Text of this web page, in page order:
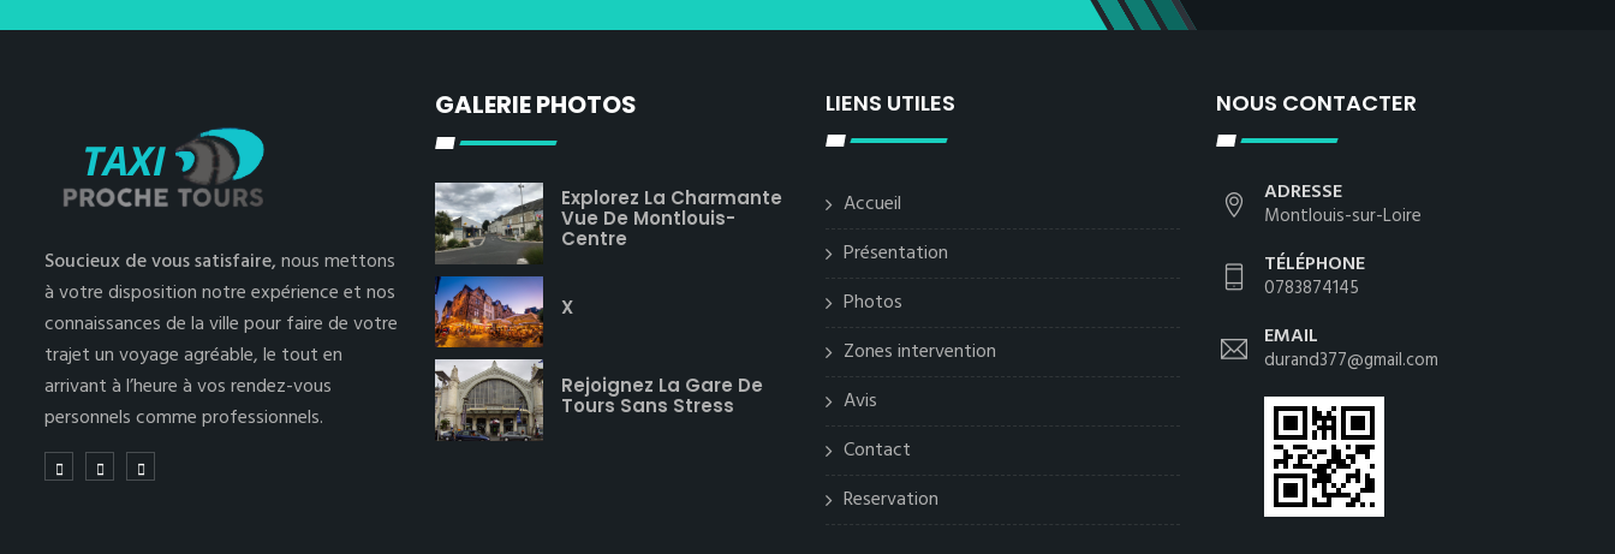
Soucieux de vous satisfaire,nous mettons
à votre disposition notre expérience et nos
connaissances de la ville pour faire de votre
trajet un voyage agréable, le tout en
arrivant à l’heure à vos rendez-vous
personnels comme professionnels.
GALERIE PHOTOS
Explorez La Charmante
Vue De Montlouis-
Centre
X
Rejoignez La Gare De
Tours Sans Stress
LIENS UTILES
Accueil
Présentation
Photos
Zones intervention
Avis
Contact
Reservation
NOUS CONTACTER
ADRESSE
Montlouis-sur-Loire
TÉLÉPHONE
0783874145
EMAIL
durand377@gmail.com